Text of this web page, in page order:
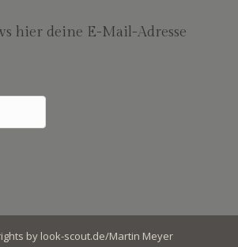
hier deine E-Mail-Adresse
by look-scout.de/Martin Meyer